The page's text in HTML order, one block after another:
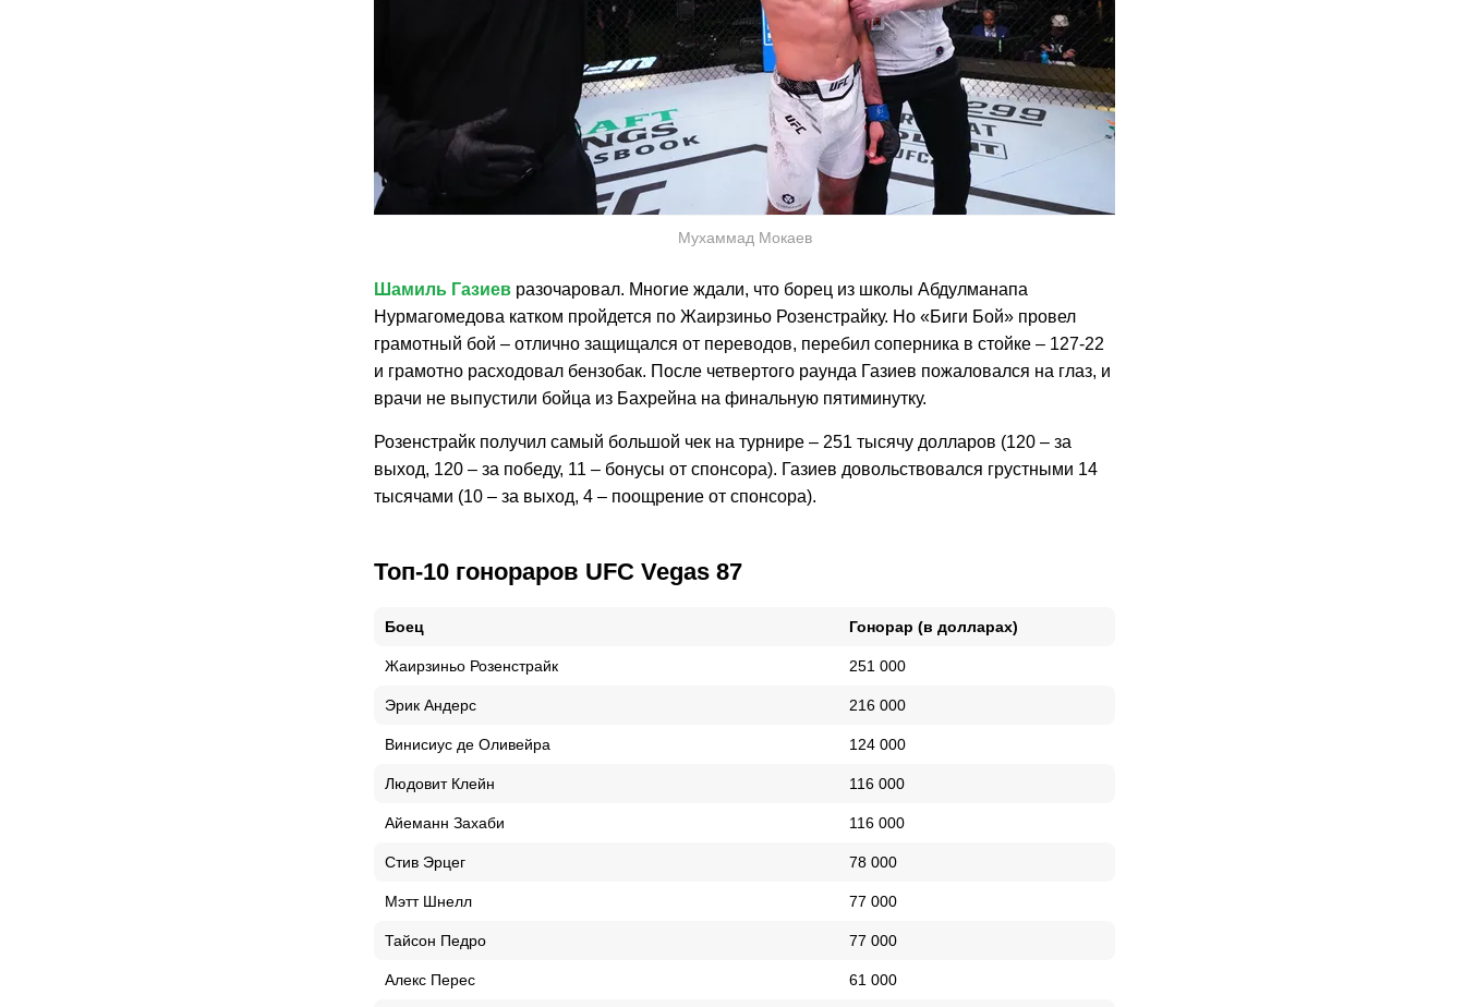
Мухаммад Мокаев
Шамиль Газиев разочаровал. Многие ждали, что борец из школы Абдулманапа
Нурмагомедова катком пройдется по Жаирзиньо Розенстрайку. Но «Биги Бой» провел
грамотный бой – отлично защищался от переводов, перебил соперника в стойке – 127-22
и грамотно расходовал бензобак. После четвертого раунда Газиев пожаловался на глаз, и
врачи не выпустили бойца из Бахрейна на финальную пятиминутку.
Розенстрайк получил самый большой чек на турнире – 251 тысячу долларов (120 – за
выход, 120 – за победу, 11 – бонусы от спонсора). Газиев довольствовался грустными 14
тысячами (10 – за выход, 4 – поощрение от спонсора).
Топ-10 гонораров UFC Vegas 87
Боец Гонорар (в долларах)
Жаирзиньо Розенстрайк 251 000
Эрик Андерс 216 000
Винисиус де Оливейра 124 000
Людовит Клейн 116 000
Айеманн Захаби 116 000
Стив Эрцег 78 000
Мэтт Шнелл 77 000
Тайсон Педро 77 000
Алекс Перес 61 000